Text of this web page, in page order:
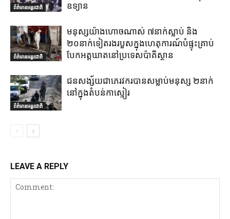
ព័ត៌មានអន្តរជាតិ
ឧទ្យាន
ព័ត៌មានអន្តរជាតិ
មនុស្សយ៉ាងហោចណាស់ ៧នាក់ស្លាប់ និង
២០នាក់ទៀតរងរបួសក្នុងហេតុការណ៍បំផ្ទុះគ្រាប់
បែកអត្តឃាតនៅប្រទេសប៉ាគីស្ថាន
ព័ត៌មានអន្តរជាតិ
ជនសង្ស័យជាភេរវករបានសម្លាប់មនុស្ស ២នាក់
នៅក្នុងតំបន់កាស្មៀរ
LEAVE A REPLY